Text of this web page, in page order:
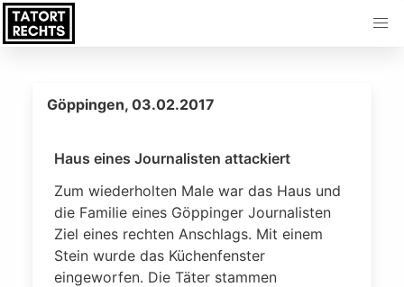
Göppingen, 03.02.2017
Haus eines Journalisten attackiert
Zum wiederholten Male war das Haus und
die Familie eines Göppinger Journalisten
Ziel eines rechten Anschlags. Mit einem
Stein wurde das Küchenfenster
eingeworfen. Die Täter stammen